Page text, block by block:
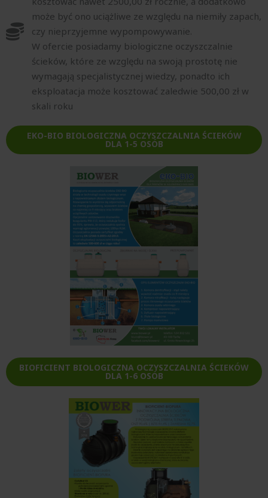
może być ono uciążliwe ze względu na niemiły zapach,
czy nieprzyjemne wypompowywanie.
W ofercie posiadamy biologiczne oczyszczalnie
ścieków, które ze względu na swoją prostotę nie
wymagają specjalistycznej wiedzy, ponadto ich
eksploatacja może kosztować zaledwie 500,00 zł w
skali roku
EKO-BIO BIOLOGICZNA OCZYSZCZALNIA ŚCIEKÓW
DLA 1-5 OSÓB
BIOFICIENT BIOLOGICZNA OCZYSZCZALNIA ŚCIEKÓW
DLA 1-6 OSÓB